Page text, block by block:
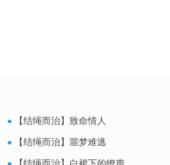
• 【结绳而治】致命情人
• 【结绳而治】噩梦难逃